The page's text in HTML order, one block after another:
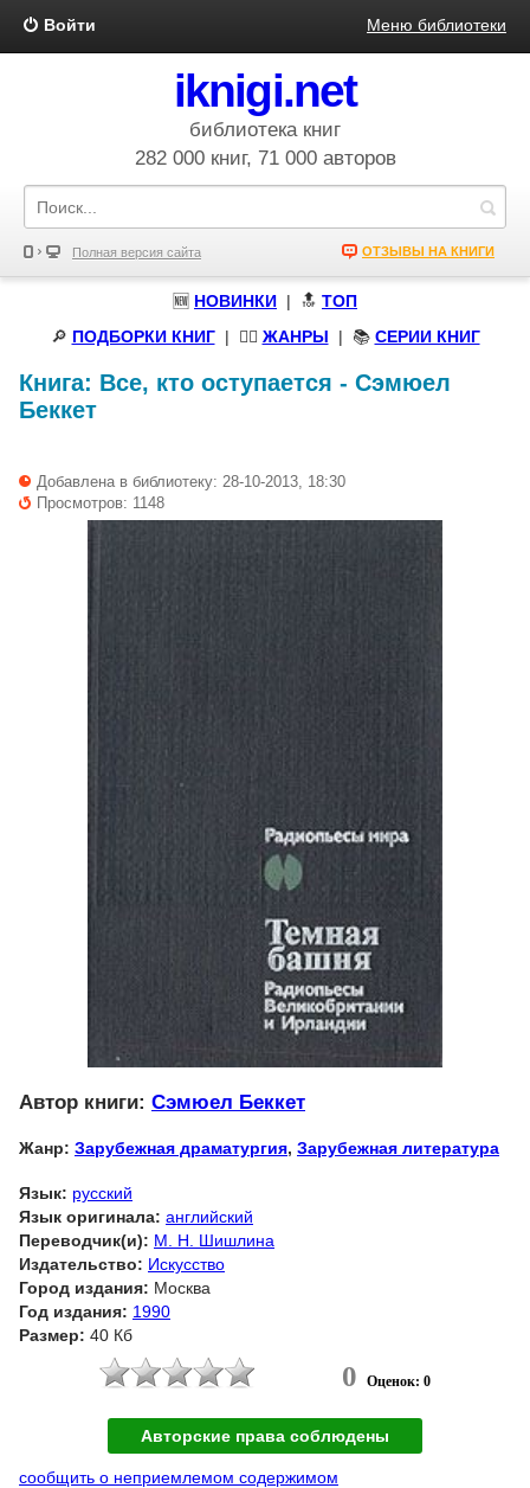
Войти Меню библиотеки
iknigi.net
библиотека книг
282 000 книг, 71 000 авторов
Полная версия сайта ОТЗЫВЫ НА КНИГИ
🆕 НОВИНКИ | 🔝 ТОП
🔎 ПОДБОРКИ КНИГ| 🧝‍♀️ ЖАНРЫ | 📚 СЕРИИ КНИГ
Книга: Все, кто оступается - Сэмюел
Беккет
Добавлена в библиотеку: 28-10-2013, 18:30
Просмотров: 1148
Автор книги: Сэмюел Беккет
Жанр: Зарубежная драматургия, Зарубежная литература
Язык: русский
Язык оригинала: английский
Переводчик(и): М. Н. Шишлина
Издательство: Искусство
Город издания: Москва
Год издания: 1990
Размер: 40 Кб
0 Оценок: 0
Авторские права соблюдены
сообщить о неприемлемом содержимом